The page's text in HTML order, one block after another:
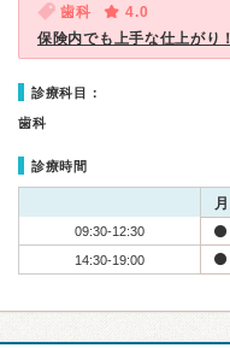
歯科
4.0
保険内でも上手な仕上がり！
診療科目：
歯科
診療時間
月
09:30-12:30
14:30-19:00